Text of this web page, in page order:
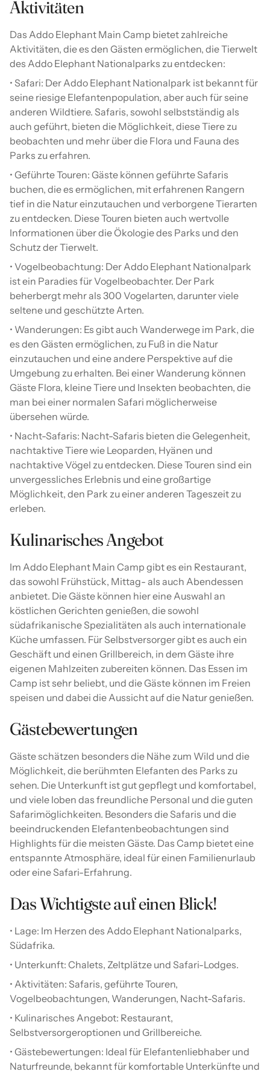
Aktivitäten
Das Addo Elephant Main Camp bietet zahlreiche
Aktivitäten, die es den Gästen ermöglichen, die Tierwelt
des Addo Elephant Nationalparks zu entdecken:
• Safari: Der Addo Elephant Nationalpark ist bekannt für
seine riesige Elefantenpopulation, aber auch für seine
anderen Wildtiere. Safaris, sowohl selbstständig als
auch geführt, bieten die Möglichkeit, diese Tiere zu
beobachten und mehr über die Flora und Fauna des
Parks zu erfahren.
• Geführte Touren: Gäste können geführte Safaris
buchen, die es ermöglichen, mit erfahrenen Rangern
tief in die Natur einzutauchen und verborgene Tierarten
zu entdecken. Diese Touren bieten auch wertvolle
Informationen über die Ökologie des Parks und den
Schutz der Tierwelt.
• Vogelbeobachtung: Der Addo Elephant Nationalpark
ist ein Paradies für Vogelbeobachter. Der Park
beherbergt mehr als 300 Vogelarten, darunter viele
seltene und geschützte Arten.
• Wanderungen: Es gibt auch Wanderwege im Park, die
es den Gästen ermöglichen, zu Fuß in die Natur
einzutauchen und eine andere Perspektive auf die
Umgebung zu erhalten. Bei einer Wanderung können
Gäste Flora, kleine Tiere und Insekten beobachten, die
man bei einer normalen Safari möglicherweise
übersehen würde.
• Nacht-Safaris: Nacht-Safaris bieten die Gelegenheit,
nachtaktive Tiere wie Leoparden, Hyänen und
nachtaktive Vögel zu entdecken. Diese Touren sind ein
unvergessliches Erlebnis und eine großartige
Möglichkeit, den Park zu einer anderen Tageszeit zu
erleben.
Kulinarisches Angebot
Im Addo Elephant Main Camp gibt es ein Restaurant,
das sowohl Frühstück, Mittag- als auch Abendessen
anbietet. Die Gäste können hier eine Auswahl an
köstlichen Gerichten genießen, die sowohl
südafrikanische Spezialitäten als auch internationale
Küche umfassen. Für Selbstversorger gibt es auch ein
Geschäft und einen Grillbereich, in dem Gäste ihre
eigenen Mahlzeiten zubereiten können. Das Essen im
Camp ist sehr beliebt, und die Gäste können im Freien
speisen und dabei die Aussicht auf die Natur genießen.
Gästebewertungen
Gäste schätzen besonders die Nähe zum Wild und die
Möglichkeit, die berühmten Elefanten des Parks zu
sehen. Die Unterkunft ist gut gepflegt und komfortabel,
und viele loben das freundliche Personal und die guten
Safarimöglichkeiten. Besonders die Safaris und die
beeindruckenden Elefantenbeobachtungen sind
Highlights für die meisten Gäste. Das Camp bietet eine
entspannte Atmosphäre, ideal für einen Familienurlaub
oder eine Safari-Erfahrung.
Das Wichtigste auf einen Blick!
• Lage: Im Herzen des Addo Elephant Nationalparks,
Südafrika.
• Unterkunft: Chalets, Zeltplätze und Safari-Lodges.
• Aktivitäten: Safaris, geführte Touren,
Vogelbeobachtungen, Wanderungen, Nacht-Safaris.
• Kulinarisches Angebot: Restaurant,
Selbstversorgeroptionen und Grillbereiche.
• Gästebewertungen: Ideal für Elefantenliebhaber und
Naturfreunde, bekannt für komfortable Unterkünfte und